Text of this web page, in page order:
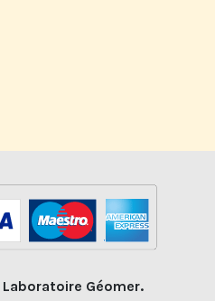
Laboratoire Géomer.